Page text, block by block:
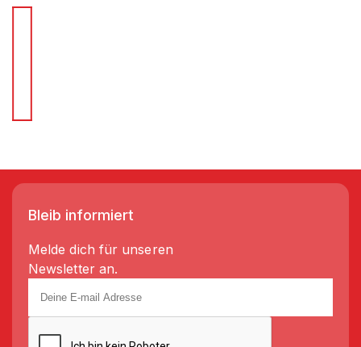
Bleib informiert
Melde dich für unseren
Newsletter an.